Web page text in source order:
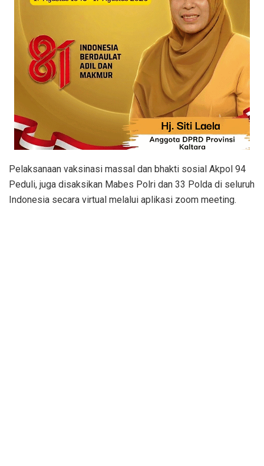
Pelaksanaan vaksinasi massal dan bhakti sosial Akpol 94
Peduli, juga disaksikan Mabes Polri dan 33 Polda di seluruh
Indonesia secara virtual melalui aplikasi zoom meeting.